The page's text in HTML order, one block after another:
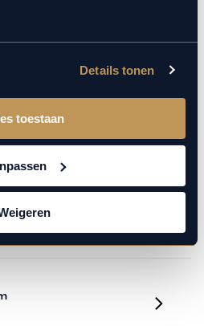
Details tonen
toestaan